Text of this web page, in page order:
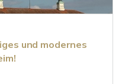
und modernes